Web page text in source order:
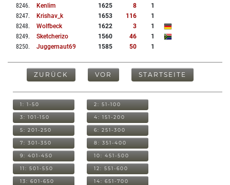
8246. Kenlim 1625 8
1
8247. Krishav_k 1653 116
1
8248. Wolfbeck 1622 3
1
8249. Sketcherizo 1560 46
1
8250. Juggernaut69 1585 50 1
ZURÜCK VOR STARTSEITE
1: 1-50 2: 51-100
3: 101-150 4: 151-200
5: 201-250 6: 251-300
7: 301-350 8: 351-400
9: 401-450 10: 451-500
11: 501-550 12: 551-600
13: 601-650 14: 651-700